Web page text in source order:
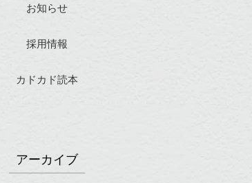
お知らせ
採用情報
カドカド読本
アーカイブ